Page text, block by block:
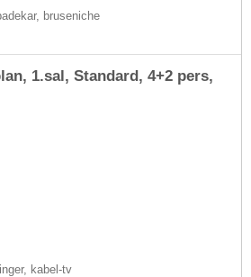
bruseniche
1.sal, Standard, 4+2 pers,
kabel-tv